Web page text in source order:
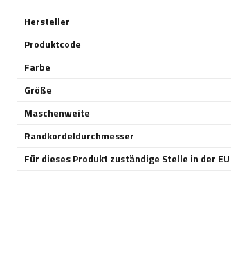
Hersteller
Produktcode
Farbe
Größe
Maschenweite
Randkordeldurchmesser
Für dieses Produkt zuständige Stelle in der EU